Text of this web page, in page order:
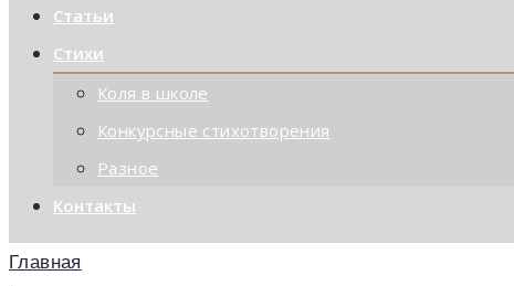
Статьи
Стихи
Коля в школе
Конкурсные стихотворения
Разное
Контакты
Главная